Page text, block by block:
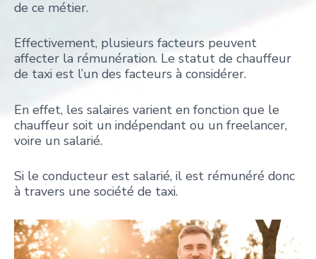
de ce métier.
Effectivement, plusieurs facteurs peuvent
affecter la rémunération. Le statut de chauffeur
de taxi est l’un des facteurs à considérer.
En effet, les salaires varient en fonction que le
chauffeur soit un indépendant ou un freelancer,
voire un salarié.
Si le conducteur est salarié, il est rémunéré donc
à travers une société de taxi.